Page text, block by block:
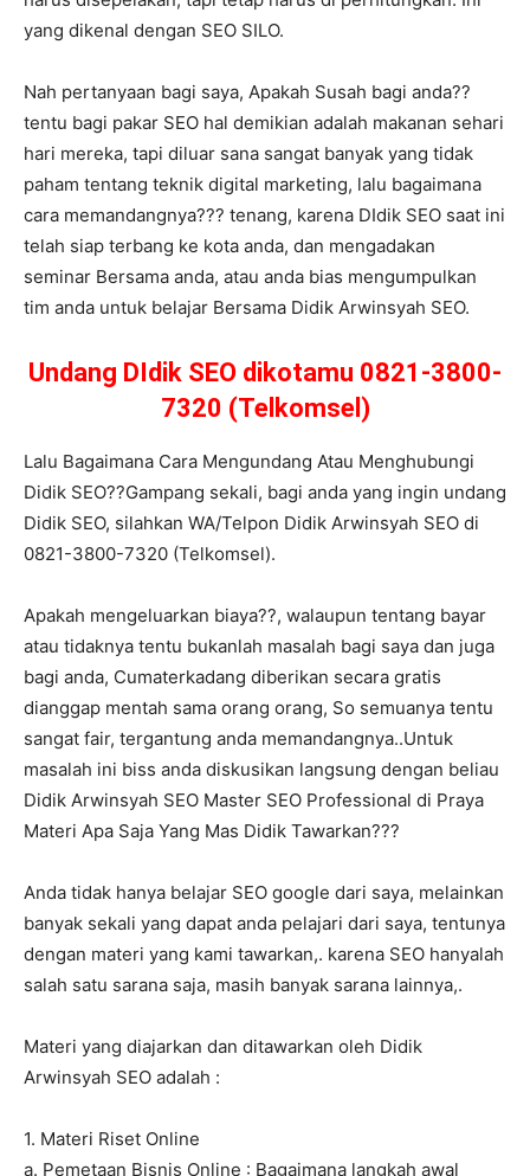
yang dikenal dengan SEO SILO.
Nah pertanyaan bagi saya, Apakah Susah bagi anda??
tentu bagi pakar SEO hal demikian adalah makanan sehari
hari mereka, tapi diluar sana sangat banyak yang tidak
paham tentang teknik digital marketing, lalu bagaimana
cara memandangnya??? tenang, karena DIdik SEO saat ini
telah siap terbang ke kota anda, dan mengadakan
seminar Bersama anda, atau anda bias mengumpulkan
tim anda untuk belajar Bersama Didik Arwinsyah SEO.
Undang DIdik SEO dikotamu 0821-3800-
7320 (Telkomsel)
Lalu Bagaimana Cara Mengundang Atau Menghubungi
Didik SEO??Gampang sekali, bagi anda yang ingin undang
Didik SEO, silahkan WA/Telpon Didik Arwinsyah SEO di
0821-3800-7320 (Telkomsel).
Apakah mengeluarkan biaya??, walaupun tentang bayar
atau tidaknya tentu bukanlah masalah bagi saya dan juga
bagi anda, Cumaterkadang diberikan secara gratis
dianggap mentah sama orang orang, So semuanya tentu
sangat fair, tergantung anda memandangnya..Untuk
masalah ini biss anda diskusikan langsung dengan beliau
Didik Arwinsyah SEO Master SEO Professional di Praya
Materi Apa Saja Yang Mas Didik Tawarkan???
Anda tidak hanya belajar SEO google dari saya, melainkan
banyak sekali yang dapat anda pelajari dari saya, tentunya
dengan materi yang kami tawarkan,. karena SEO hanyalah
salah satu sarana saja, masih banyak sarana lainnya,.
Materi yang diajarkan dan ditawarkan oleh Didik
Arwinsyah SEO adalah :
1. Materi Riset Online
a. Pemetaan Bisnis Online : Bagaimana langkah awal